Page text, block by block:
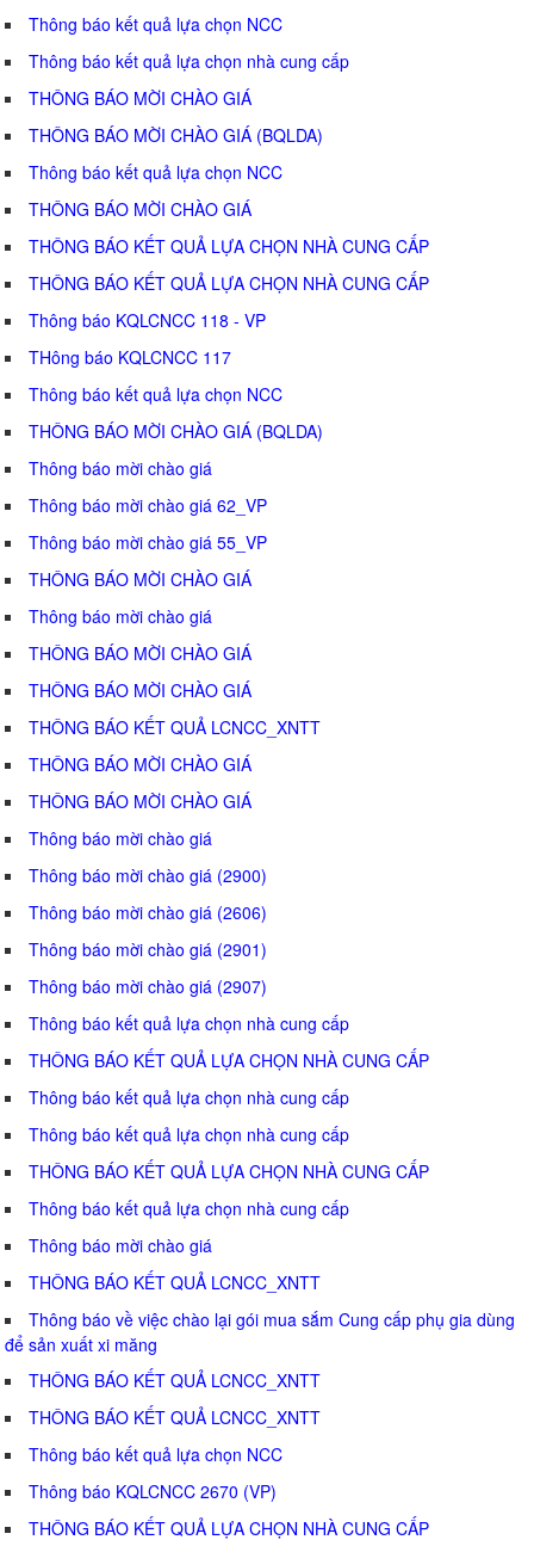
Thông báo kết quả lựa chọn NCC
Thông báo kết quả lựa chọn nhà cung cấp
THÔNG BÁO MỜI CHÀO GIÁ
THÔNG BÁO MỜI CHÀO GIÁ (BQLDA)
Thông báo kết quả lựa chọn NCC
THÔNG BÁO MỜI CHÀO GIÁ
THÔNG BÁO KẾT QUẢ LỰA CHỌN NHÀ CUNG CẤP
THÔNG BÁO KẾT QUẢ LỰA CHỌN NHÀ CUNG CẤP
Thông báo KQLCNCC 118 - VP
THông báo KQLCNCC 117
Thông báo kết quả lựa chọn NCC
THÔNG BÁO MỜI CHÀO GIÁ (BQLDA)
Thông báo mời chào giá
Thông báo mời chào giá 62_VP
Thông báo mời chào giá 55_VP
THÔNG BÁO MỜI CHÀO GIÁ
Thông báo mời chào giá
THÔNG BÁO MỜI CHÀO GIÁ
THÔNG BÁO MỜI CHÀO GIÁ
THÔNG BÁO KẾT QUẢ LCNCC_XNTT
THÔNG BÁO MỜI CHÀO GIÁ
THÔNG BÁO MỜI CHÀO GIÁ
Thông báo mời chào giá
Thông báo mời chào giá (2900)
Thông báo mời chào giá (2606)
Thông báo mời chào giá (2901)
Thông báo mời chào giá (2907)
Thông báo kết quả lựa chọn nhà cung cấp
THÔNG BÁO KẾT QUẢ LỰA CHỌN NHÀ CUNG CẤP
Thông báo kết quả lựa chọn nhà cung cấp
Thông báo kết quả lựa chọn nhà cung cấp
THÔNG BÁO KẾT QUẢ LỰA CHỌN NHÀ CUNG CẤP
Thông báo kết quả lựa chọn nhà cung cấp
Thông báo mời chào giá
THÔNG BÁO KẾT QUẢ LCNCC_XNTT
Thông báo về việc chào lại gói mua sắm Cung cấp phụ gia dùng
để sản xuất xi măng
THÔNG BÁO KẾT QUẢ LCNCC_XNTT
THÔNG BÁO KẾT QUẢ LCNCC_XNTT
Thông báo kết quả lựa chọn NCC
Thông báo KQLCNCC 2670 (VP)
THÔNG BÁO KẾT QUẢ LỰA CHỌN NHÀ CUNG CẤP